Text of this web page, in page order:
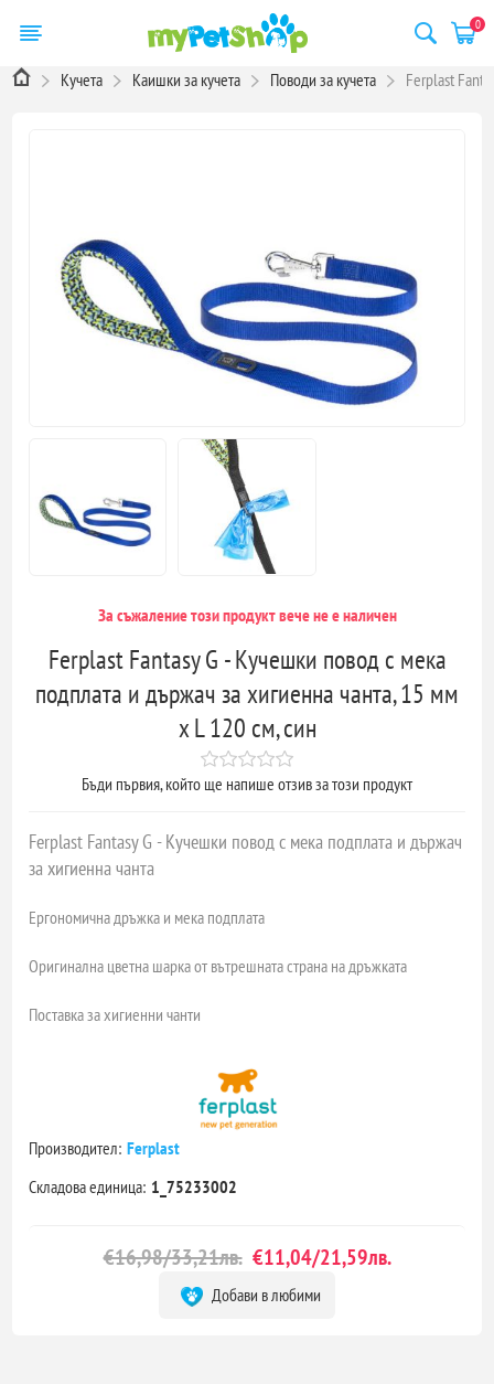
0
Кучета Каишки за кучета Поводи за кучета Ferplast
За съжаление този продукт вече не е наличен
Ferplast Fantasy G - Кучешки повод с мека
подплата и държач за хигиенна чанта, 15 мм
x L 120 см, син
Бъди първия, който ще напише отзив за този продукт
Ferplast Fantasy G - Кучешки повод с мека подплата и държач
за хигиенна чанта
Ергономична дръжка и мека подплата
Оригинална цветна шарка от вътрешната страна на дръжката
Поставка за хигиенни чанти
Производител: Ferplast
Складова единица: 1_75233002
€16,98/33,21лв. €11,04/21,59лв.
Добави в любими